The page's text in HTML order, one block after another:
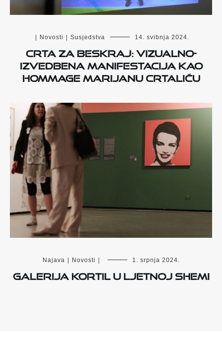
Novosti Susjedstva 14. svibnja 2024.
Crta za beskraj: vizualno-
izvedbena manifestacija kao
hommage Marijanu Crtaliću
Najava Novosti 1. srpnja 2024.
Galerija Kortil u ljetnoj shemi